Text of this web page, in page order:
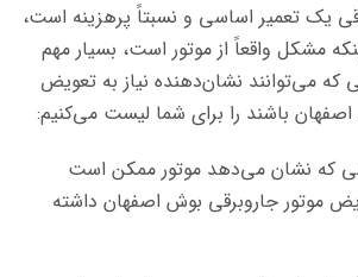
یک تعمیر اساسی و نسبتاً پرهزینه است،
مشکل واقعاً از موتور است، بسیار مهم
که می‌توانند نشان‌دهنده نیاز به تعویض
باشند را برای شما لیست می‌کنیم:
که نشان می‌دهد موتور ممکن است
موتور جاروبرقی بوش اصفهان داشته